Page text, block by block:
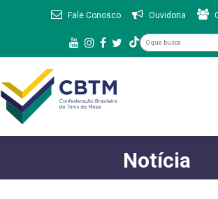
Fale Conosco Ouvidoria
Notícia